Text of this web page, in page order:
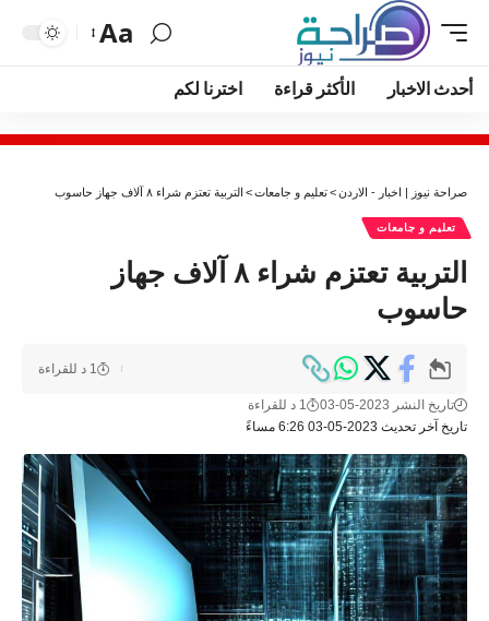
Aa
أحدث الاخبار الأكثر قراءة اخترنا لكم
صراحة نيوز | اخبار - الاردن>تعليم و جامعات> التربية تعتزم شراء ٨ آلاف جهاز حاسوب
تعليم و جامعات
التربية تعتزم شراء ٨ آلاف جهاز
حاسوب
تاريخ آخر تحديث 2023-05-03 6:26 مساءً
تاريخ النشر 2023-05-03 1 د للقراءة
1 د للقراءة